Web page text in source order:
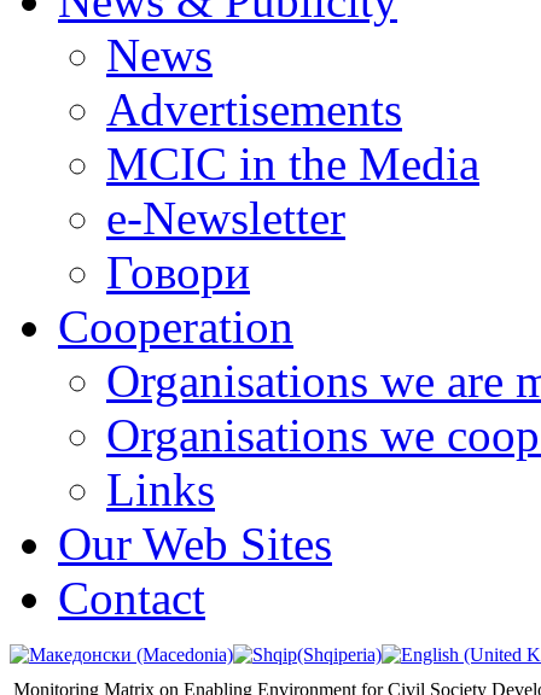
News
Advertisements
MCIC in the Media
e-Newsletter
Говори
Cooperation
Organisations we are
Organisations we
Links
Our Web Sites
Contact
Monitoring Matrix on Enabling Environment for Civil Society